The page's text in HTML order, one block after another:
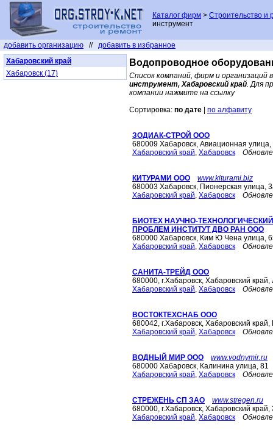
Каталог фирм > Строительство и
инструмент
добавить организацию // добавить в избранное
Хабаровский край
Хабаровск (17)
Водопроводное
Список компаний, фирм и организаций
инструмент, Хабаровский край. Для
компании нажмите на ссылку
Сортировка: по дате по алфавиту
ЗОДИАК-СТРОЙ ООО
680009 Хабаровск, Авиационная улица,
Хабаровский край, Хабаровск
КИТУРАМИ ООО
www.kiturami.biz
680003 Хабаровск, Пионерская улица,
Хабаровский край, Хабаровск
БИОТЕХ НАУЧНО-
ПРОБЛЕМ ИНСТИТУТ ДВО РАН ООО
680000 Хабаровск, Ким Ю Чена улица,
Хабаровский край, Хабаровск
САНИТА-ТРЕЙД ООО
680000, г.Хабаровск, Хабаровский
Хабаровский край, Хабаровск
ВОСТОКТЕХСНАБ ООО
680042, г.Хабаровск, Хабаровский
Хабаровский край, Хабаровск
ВОДНЫЙ МИР ООО
www.vodnymir.ru
680000 Хабаровск, Калинина улица, 81
Хабаровский край, Хабаровск
СТРЕЖЕНЬ СП ЗАО
www.stregen.ru
680000, г.Хабаровск, Хабаровский
Хабаровский край, Хабаровск